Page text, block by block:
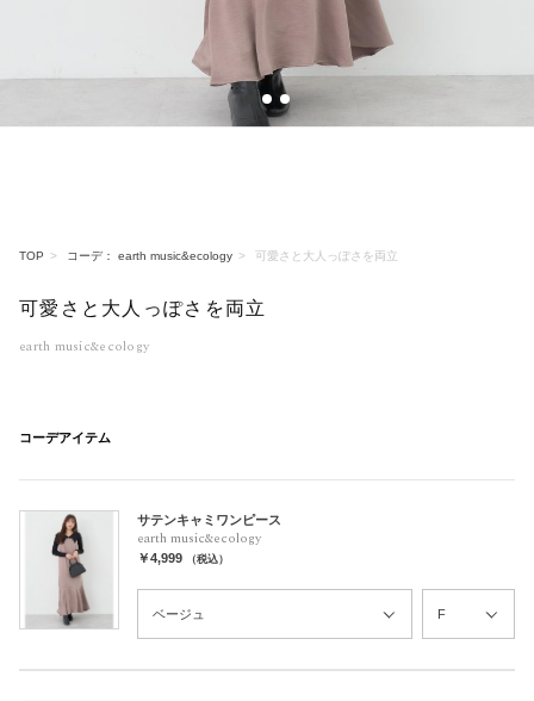
TOP コーデ： earth music&ecology 可愛さと大人っぽさを両立
可愛さと大人っぽさを両立
earth music&ecology
コーデアイテム
サテンキャミワンピース
earth music&ecology
￥4,999 （税込）
1 2